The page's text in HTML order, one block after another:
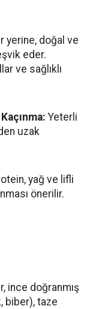
yerine, doğal ve
eder.
ve sağlıklı
Yeterli
uzak
yağ ve lifli
önerilir.
ince doğranmış
biber), taze